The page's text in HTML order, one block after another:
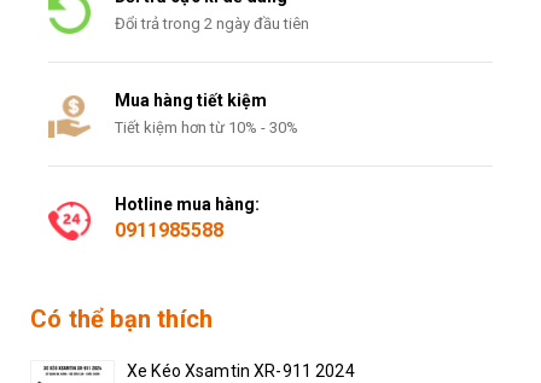
Đổi trả trong 2 ngày đầu tiên
Mua hàng tiết kiệm
Tiết kiệm hơn từ 10% - 30%
Hotline mua hàng:
0911985588
Có thể bạn thích
Xe Kéo Xsamtin XR-911 2024